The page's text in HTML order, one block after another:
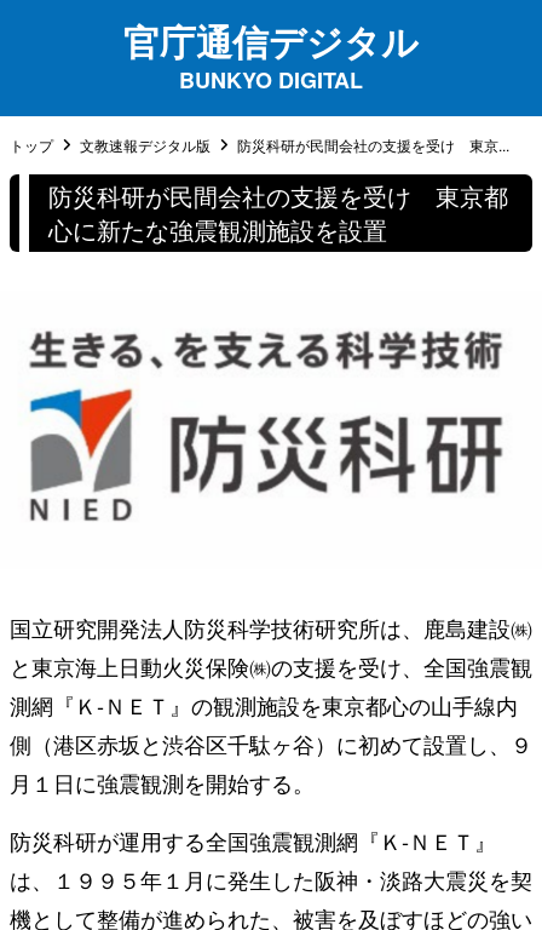
官庁通信デジタル
BUNKYO DIGITAL
トップ 文教速報デジタル版 防災科研が民間会社の支援を受け 東京...
防災科研が民間会社の支援を受け 東京都
心に新たな強震観測施設を設置
国立研究開発法人防災科学技術研究所は、鹿島建設㈱
と東京海上日動火災保険㈱の支援を受け、全国強震観
測網『Ｋ‐ＮＥＴ』の観測施設を東京都心の山手線内
側（港区赤坂と渋谷区千駄ヶ谷）に初めて設置し、９
月１日に強震観測を開始する。
防災科研が運用する全国強震観測網『Ｋ‐ＮＥＴ』
は、１９９５年１月に発生した阪神・淡路大震災を契
機として整備が進められた、被害を及ぼすほどの強い